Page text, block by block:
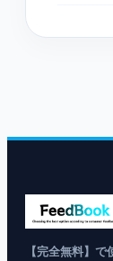
【完全無料】